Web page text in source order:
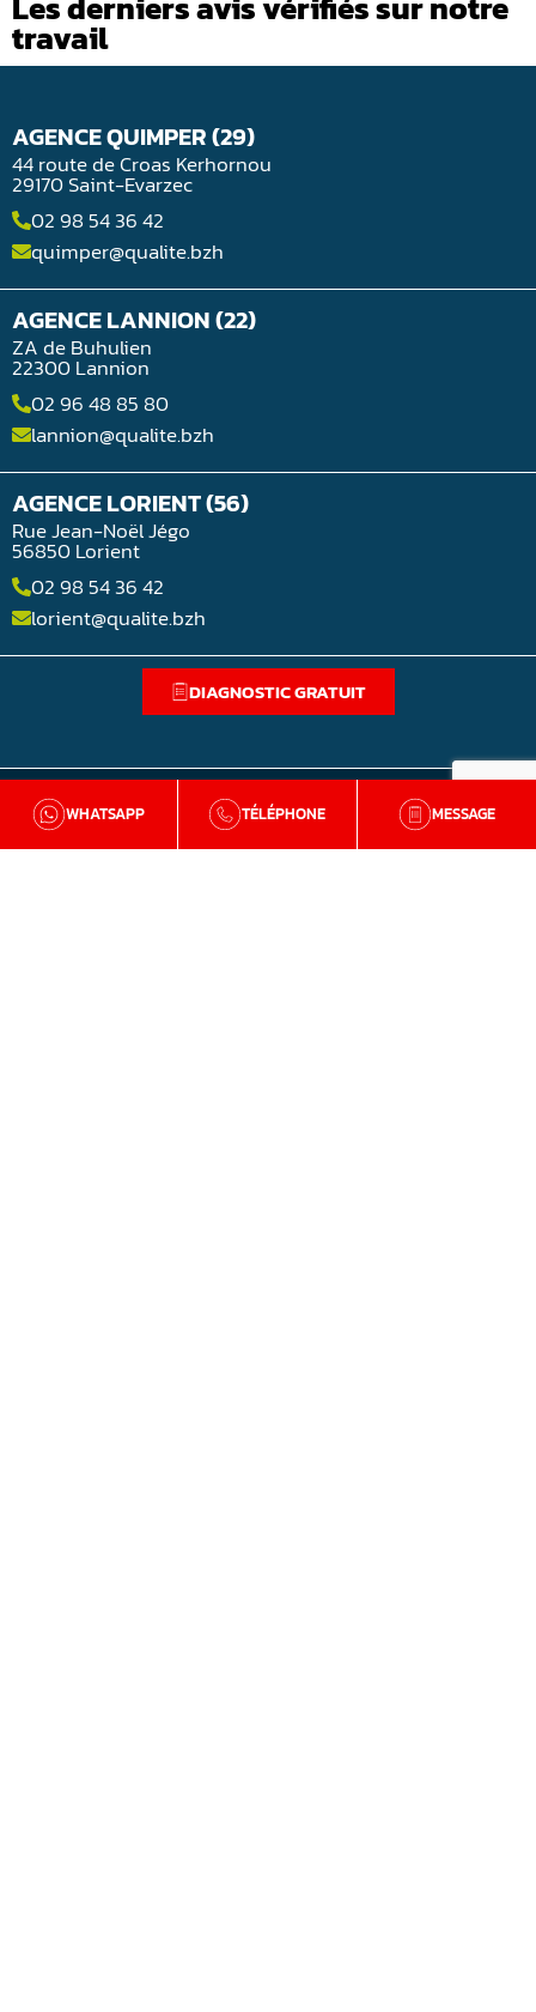
WHATSAPP TÉLÉPHONE MESSAGE
travail
AGENCE QUIMPER (29)
44 route de Croas Kerhornou
29170 Saint-Evarzec
02 98 54 36 42
quimper@qualite.bzh
AGENCE LANNION (22)
ZA de Buhulien
22300 Lannion
02 96 48 85 80
lannion@qualite.bzh
AGENCE LORIENT (56)
Rue Jean-Noël Jégo
56850 Lorient
02 98 54 36 42
lorient@qualite.bzh
DIAGNOSTIC GRATUIT